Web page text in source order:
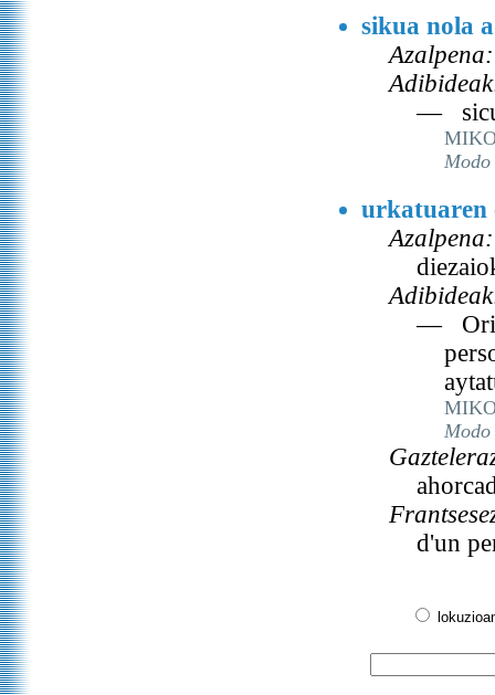
sikua nola
Azalpena:
— sicu
Modo
urkatuaren
Azalpena:
— Ori
Modo
d'un